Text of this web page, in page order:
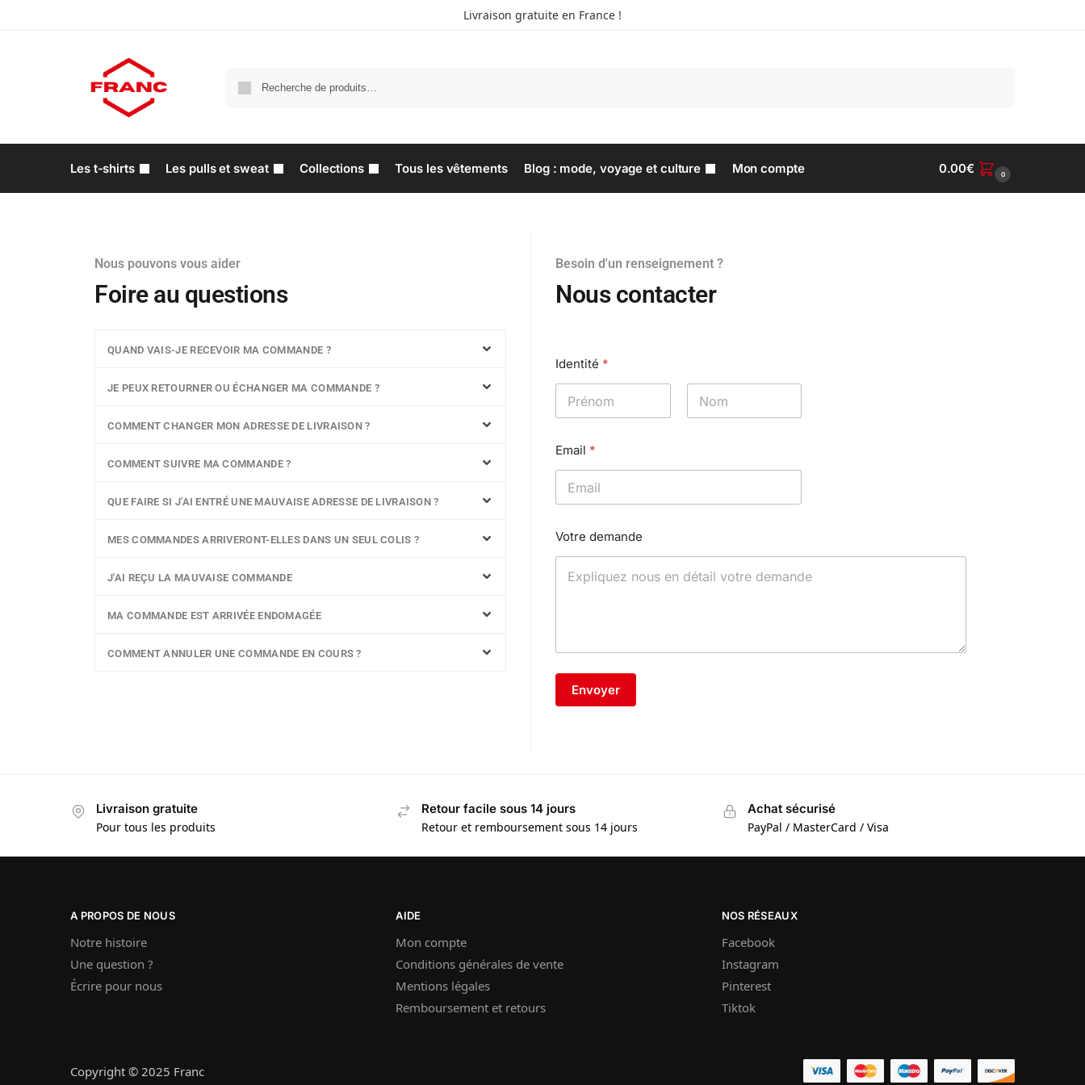
Livraison gratuite en France !
Les t-shirts Les pulls et sweat Collections Tous les vêtements Blog : mode, voyage et culture Mon compte 0.00€ 0
Nous pouvons vous aider
Foire au questions
QUAND VAIS-JE RECEVOIR MA COMMANDE ?
JE PEUX RETOURNER OU ÉCHANGER MA COMMANDE ?
COMMENT CHANGER MON ADRESSE DE LIVRAISON ?
COMMENT SUIVRE MA COMMANDE ?
QUE FAIRE SI J'AI ENTRÉ UNE MAUVAISE ADRESSE DE LIVRAISON ?
MES COMMANDES ARRIVERONT-ELLES DANS UN SEUL COLIS ?
J'AI REÇU LA MAUVAISE COMMANDE
MA COMMANDE EST ARRIVÉE ENDOMAGÉE
COMMENT ANNULER UNE COMMANDE EN COURS ?
Besoin d'un renseignement ?
Nous contacter
Identité *
Email *
d
e
a
l
Votre demande
Envoyer
Livraison gratuite
Pour tous les produits
Retour facile sous 14 jours
Retour et remboursement sous 14 jours
Achat sécurisé
PayPal / MasterCard / Visa
A PROPOS DE NOUS
Notre histoire
Une question ?
Écrire pour nous
AIDE
Mon compte
Conditions générales de vente
Mentions légales
Remboursement et retours
NOS RÉSEAUX
Facebook
Instagram
Pinterest
Tiktok
Copyright © 2025 Franc